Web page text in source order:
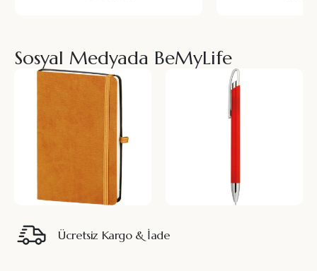
Sosyal Medyada BeMyLife
Ücretsiz Kargo & İade